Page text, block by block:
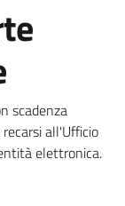
scadenza
all'Ufficio
elettronica.